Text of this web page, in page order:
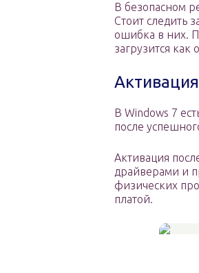
В безопасном
Стоит следить
ошибка в них.
загрузится как
В Windows 7
после
Активация
драйверами и
физических
платой.